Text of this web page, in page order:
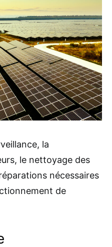
la
le nettoyage des
nécessaires
de